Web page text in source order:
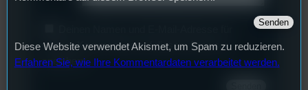
weitere Kommentare auf diesem Browser
speichern.
Diese Website verwendet Akismet, um Spam zu reduzieren.
Erfahren Sie, wie Ihre Kommentardaten verarbeitet werden.